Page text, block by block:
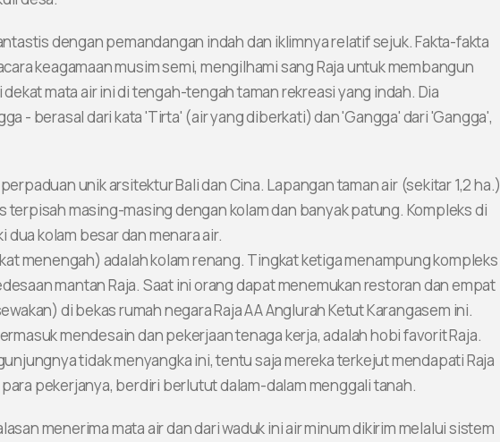
dengan pemandangan indah dan iklimnya relatif sejuk. Fakta-fakta
keagamaan musim semi, mengilhami sang Raja untuk membangun
mata air ini di tengah-tengah taman rekreasi yang indah. Dia
- berasal dari kata 'Tirta' (air yang diberkati) dan 'Gangga' dari 'Gangga',
unik arsitektur Bali dan Cina. Lapangan taman air (sekitar 1,2 ha.)
terpisah masing-masing dengan kolam dan banyak patung. Kompleks di
kolam besar dan menara air.
menengah) adalah kolam renang. Tingkat ketiga menampung kompleks
mantan Raja. Saat ini orang dapat menemukan restoran dan empat
di bekas rumah negara Raja AA Anglurah Ketut Karangasem ini.
mendesain dan pekerjaan tenaga kerja, adalah hobi favorit Raja.
tidak menyangka ini, tentu saja mereka terkejut mendapati Raja
pekerjanya, berdiri berlutut dalam-dalam menggali tanah.
menerima mata air dan dari waduk ini air minum dikirim melalui sistem